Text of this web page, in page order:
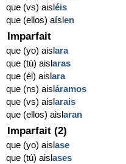
que (vs) aisléis
que (ellos) aíslen
Imparfait
que (yo) aislara
que (tú) aislaras
que (él) aislara
que (ns) aisláramos
que (vs) aislarais
que (ellos) aislaran
Imparfait (2)
que (yo) aislase
que (tú) aislases